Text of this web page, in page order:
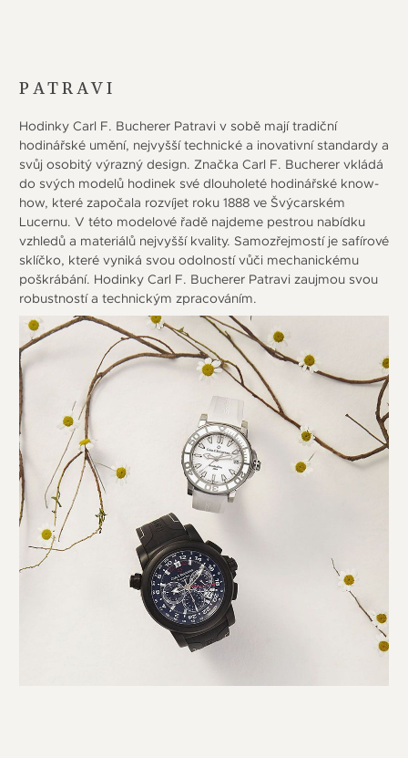
PATRAVI
Hodinky Carl F. Bucherer Patravi v sobě mají tradiční
hodinářské umění, nejvyšší technické a inovativní standardy a
svůj osobitý výrazný design. Značka Carl F. Bucherer vkládá
do svých modelů hodinek své dlouholeté hodinářské know-
how, které započala rozvíjet roku 1888 ve Švýcarském
Lucernu. V této modelové řadě najdeme pestrou nabídku
vzhledů a materiálů nejvyšší kvality. Samozřejmostí je safírové
sklíčko, které vyniká svou odolností vůči mechanickému
poškrábání. Hodinky Carl F. Bucherer Patravi zaujmou svou
robustností a technickým zpracováním.